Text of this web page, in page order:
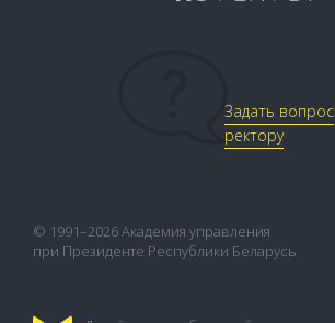
Задать вопрос
ректору
© 1991–2026 Академия управления
при Президенте Республики Беларусь